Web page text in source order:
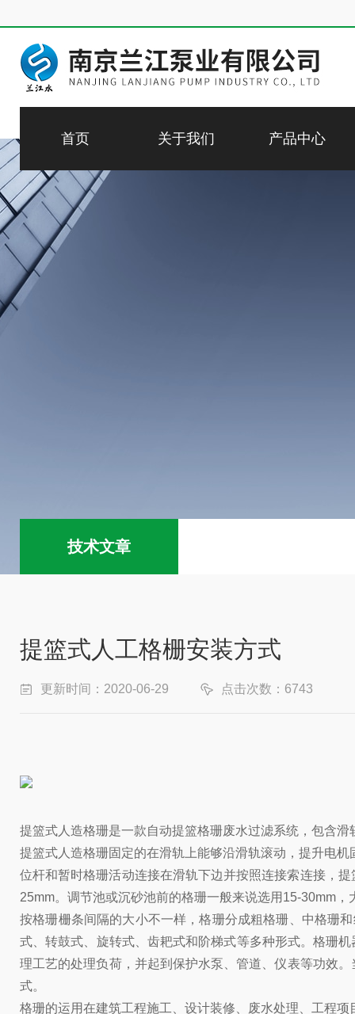
首页 关于我们 产品中心
技术文章
提篮式人工格栅安装方式
更新时间：2020-06-29 点击次数：6743
提篮式人造格珊是一款自动提篮格珊废水过滤系统，包含
提篮式人造格珊固定的在滑轨上能够沿滑轨滚动，提升电
位杆和暂时格珊活动连接在滑轨下边并按照连接索连接，
25mm。调节池或沉砂池前的格珊一般来说选用15-30mm，
按格珊栅条间隔的大小不一样，格珊分成粗格珊、中格珊
式、转鼓式、旋转式、齿耙式和阶梯式等多种形式。格珊
理工艺的处理负荷，并起到保护水泵、管道、仪表等功效
式。
格珊的运用在建筑工程施工、设计装修、废水处理、工程